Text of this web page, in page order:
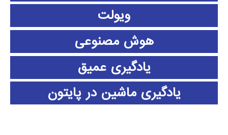
ویولت
هوش مصنوعی
یادگیری عمیق
یادگیری ماشین در پایتون